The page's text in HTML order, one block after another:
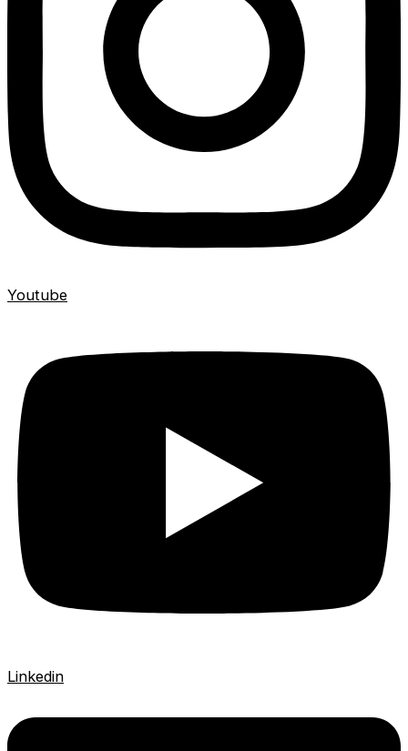
Youtube
Linkedin